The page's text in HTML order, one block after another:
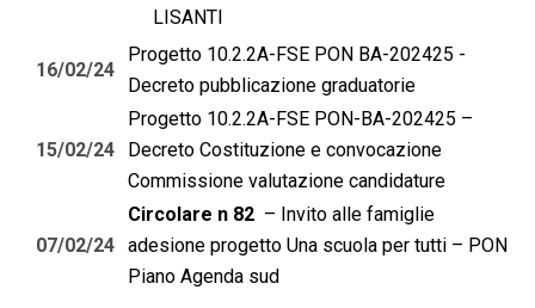
LISANTI
16/02/24
Progetto 10.2.2A-FSE PON BA-202425 -
Decreto pubblicazione graduatorie
15/02/24
Progetto 10.2.2A-FSE PON-BA-202425 –
Decreto Costituzione e convocazione
Commissione valutazione candidature
07/02/24
Circolare n 82 – Invito alle famiglie
adesione progetto Una scuola per tutti – PON
Piano Agenda sud